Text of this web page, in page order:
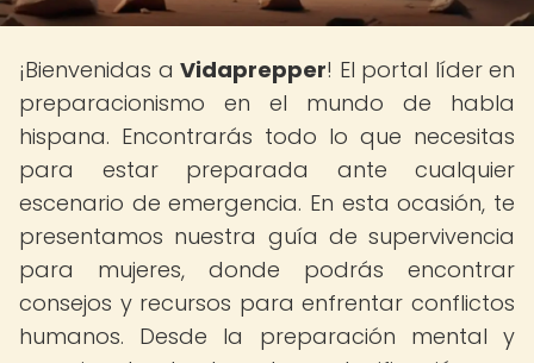
¡Bienvenidas a Vidaprepper! El portal líder en
preparacionismo en el mundo de habla
hispana. Encontrarás todo lo que necesitas
para estar preparada ante cualquier
escenario de emergencia. En esta ocasión, te
presentamos nuestra guía de supervivencia
para mujeres, donde podrás encontrar
consejos y recursos para enfrentar conflictos
humanos. Desde la preparación mental y